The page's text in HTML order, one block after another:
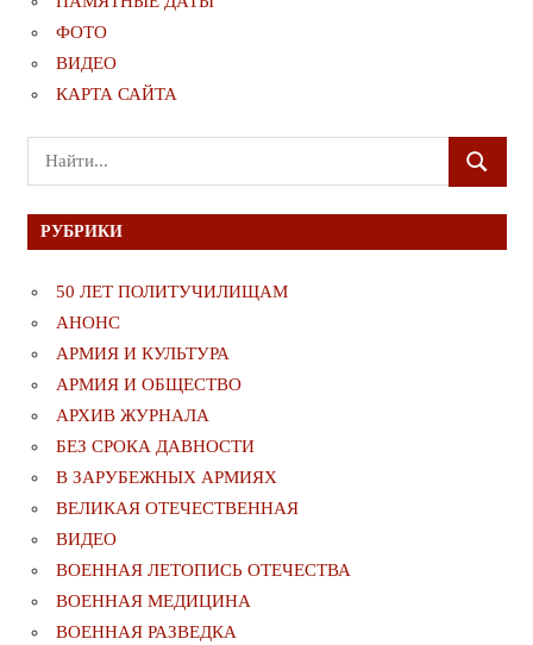
ФОТО
ВИДЕО
КАРТА САЙТА
Поиск
для:
ПОИСК
РУБРИКИ
50 ЛЕТ ПОЛИТУЧИЛИЩАМ
АНОНС
АРМИЯ И КУЛЬТУРА
АРМИЯ И ОБЩЕСТВО
АРХИВ ЖУРНАЛА
БЕЗ СРОКА ДАВНОСТИ
В ЗАРУБЕЖНЫХ АРМИЯХ
ВЕЛИКАЯ ОТЕЧЕСТВЕННАЯ
ВИДЕО
ВОЕННАЯ ЛЕТОПИСЬ ОТЕЧЕСТВА
ВОЕННАЯ МЕДИЦИНА
ВОЕННАЯ РАЗВЕДКА